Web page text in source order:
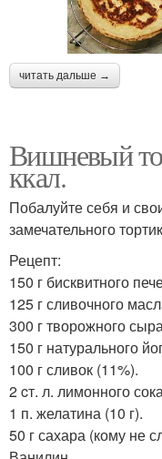
читать дальше →
Вишневый
ккал.
Побалуйте себя и
замечательного
Рецепт:
150 г бисквитного
125 г сливочного
300 г творожного
150 г натурального
100 г сливок (11%).
2 cт. л. лимонного
1 п. желатина (10 г).
50 г сахара (кому не